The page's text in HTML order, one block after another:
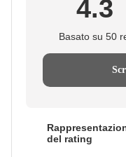
4.3
Basato su 50
del rating